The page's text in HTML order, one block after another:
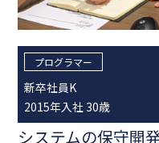
プログラマー
新卒社員K
2015年入社 30歳
システムの保守開